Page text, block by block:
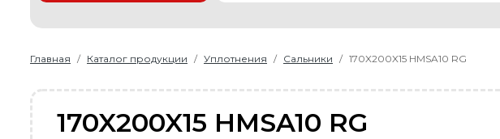
Уплотнения
Главная Каталог продукции Уплотнения Сальники 170X200X15 HMSA10 RG
170X200X15 HMSA10 RG